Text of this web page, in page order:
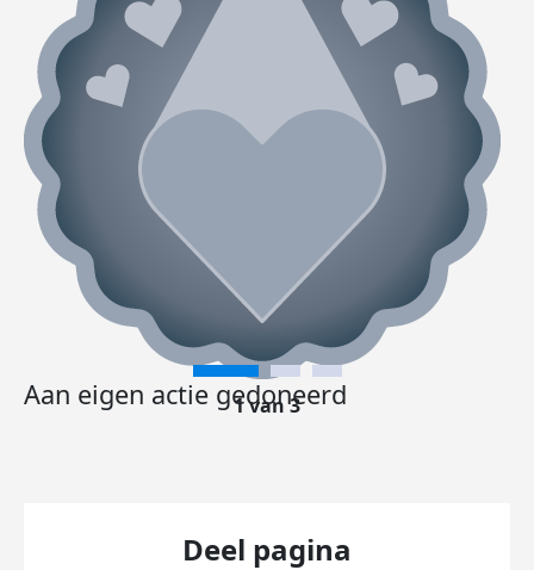
Aan eigen actie gedoneerd
1 van 3
Deel pagina